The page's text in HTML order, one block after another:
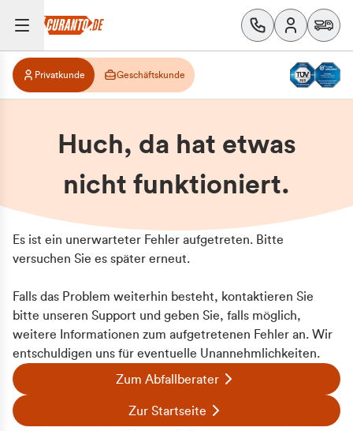
Privatkunde Geschäftskunde
Huch, da hat etwas
nicht funktioniert.
Es ist ein unerwarteter Fehler aufgetreten. Bitte
versuchen Sie es später erneut.
Falls das Problem weiterhin besteht, kontaktieren Sie
bitte unseren Support und geben Sie, falls möglich,
weitere Informationen zum aufgetretenen Fehler an. Wir
entschuldigen uns für eventuelle Unannehmlichkeiten.
Zum Abfallberater
Zur Startseite